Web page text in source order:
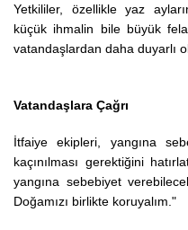
Yetkililer, özellikle yaz
küçük ihmalin bile büyük
vatandaşlardan daha duyarlı
Vatandaşlara Çağrı
İtfaiye ekipleri, yangına
kaçınılması gerektiğini
yangına sebebiyet
Doğamızı birlikte koruyalım."